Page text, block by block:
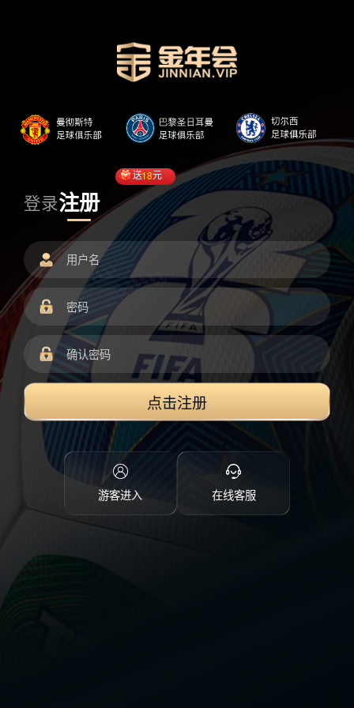
登录注册
送18元
点击注册
游客进入 在线客服